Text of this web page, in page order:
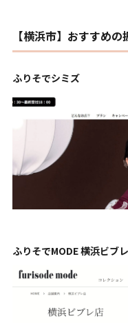
【横浜市】おすすめ
ふりそでシミズ
ふりそでMODE 横浜ビブ